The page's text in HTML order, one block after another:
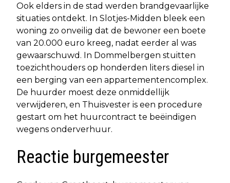
Ook elders in de stad werden brandgevaarlijke
situaties ontdekt. In Slotjes-Midden bleek een
woning zo onveilig dat de bewoner een boete
van 20.000 euro kreeg, nadat eerder al was
gewaarschuwd. In Dommelbergen stuitten
toezichthouders op honderden liters diesel in
een berging van een appartementencomplex.
De huurder moest deze onmiddellijk
verwijderen, en Thuisvester is een procedure
gestart om het huurcontract te beëindigen
wegens onderverhuur.
Reactie burgemeester